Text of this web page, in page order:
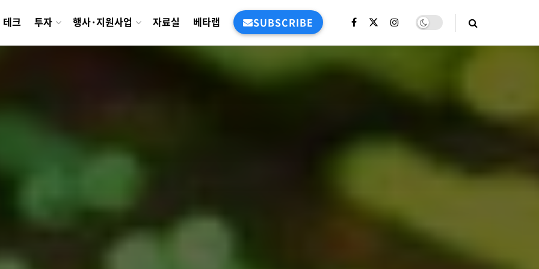
테크 투자 행사·지원사업 자료실 베타랩 SUBSCRIBE